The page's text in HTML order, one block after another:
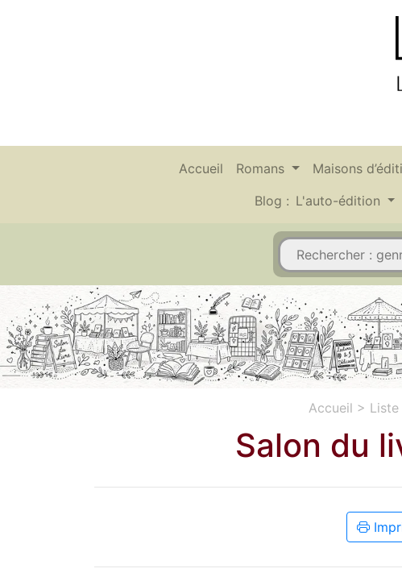
Accueil Romans Maisons
Blog : L'auto-édition
Accueil >
Salon du